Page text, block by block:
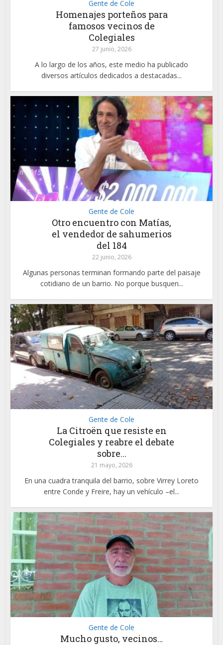
Gente de Cole
Homenajes porteños para
famosos vecinos de
Colegiales
27 junio, 2026
A lo largo de los años, este medio ha publicado
diversos artículos dedicados a destacadas...
Gente de Cole
Otro encuentro con Matías,
el vendedor de sahumerios
del 184
22 junio, 2026
Algunas personas terminan formando parte del paisaje
cotidiano de un barrio. No porque busquen...
Gente de Cole
La Citroën que resiste en
Colegiales y reabre el debate
sobre...
21 mayo, 2026
En una cuadra tranquila del barrio, sobre Virrey Loreto
entre Conde y Freire, hay un vehículo –el...
Gente de Cole
Mucho gusto, vecinos…